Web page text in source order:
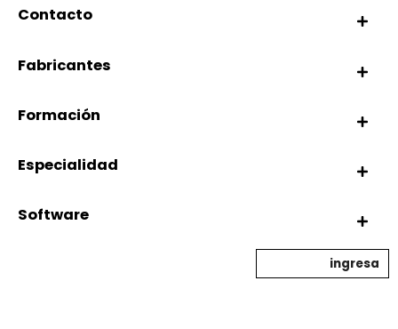
Contacto
Fabricantes
Formación
Especialidad
Software
ingresa